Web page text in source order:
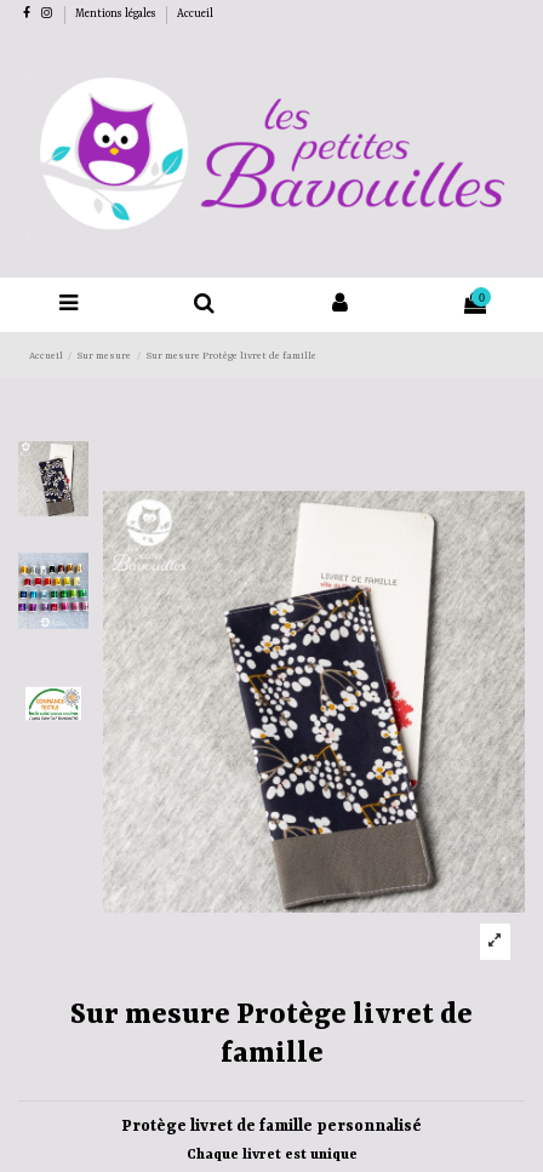
Mentions légales Accueil
0
Accueil Sur mesure Sur mesure Protège livret de famille
Sur mesure Protège livret de
famille
Protège livret de famille personnalisé
Chaque livret est unique